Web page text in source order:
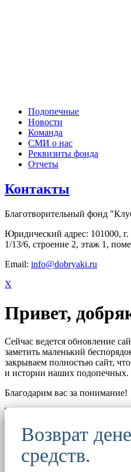
Подопечные
Новости
Команда
СМИ о нас
Реквизиты фонда
Отчеты
Контакты
Благотворительный фонд
Юридический адрес: 101000,
1/13/6, строение 2, этаж 1,
Email: info@dobryaki.ru
X
Привет,
Сейчас ведется обновление
заметить маленький
закрываем полностью сайт,
и истории наших подопечных.
Благодарим вас за понимание!
Возврат
средств.